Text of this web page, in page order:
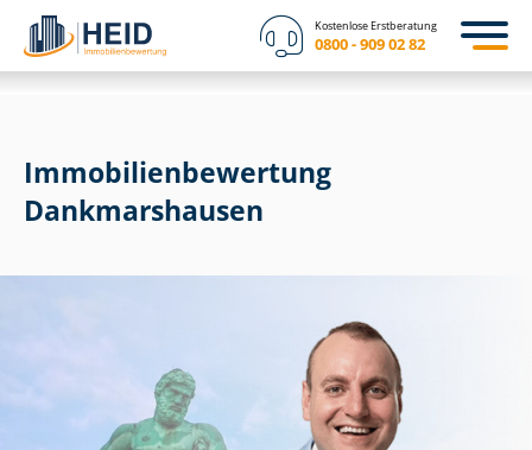
Kostenlose Erstberatung
0800 - 909 02 82
Immobilien­bewertung
Dankmarshausen